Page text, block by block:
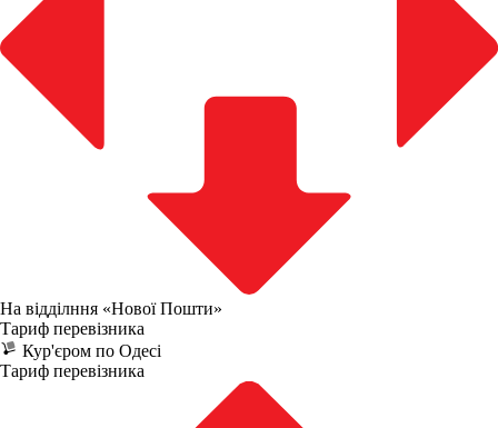
На відділння «Нової Пошти»
Тариф перевізника
Кур'єром по Одесі
Тариф перевізника